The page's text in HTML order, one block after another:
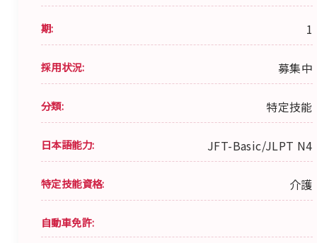
期: 1
採用状況: 募集中
分類: 特定技能
日本語能力: JFT-Basic/JLPT N4
特定技能資格: 介護
自動車免許: